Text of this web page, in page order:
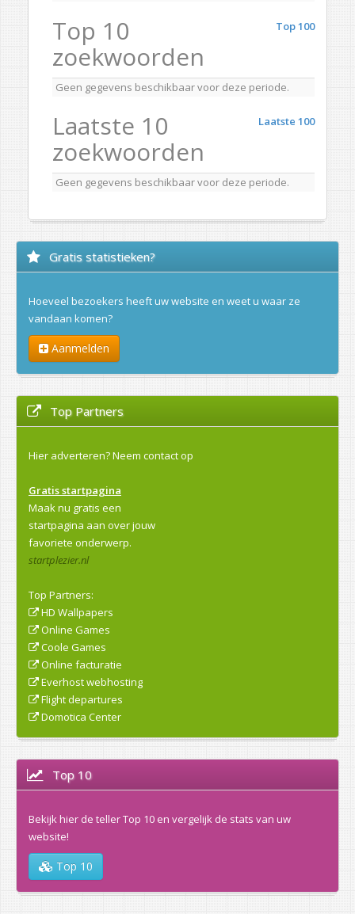
Top 100
Top 10
zoekwoorden
Geen gegevens beschikbaar voor deze periode.
Laatste 100
Laatste 10
zoekwoorden
Geen gegevens beschikbaar voor deze periode.
Gratis statistieken?
Hoeveel bezoekers heeft uw website en weet u waar ze
vandaan komen?
Aanmelden
Top Partners
Hier adverteren?Neem contact op
Gratis startpagina
Maak nu gratis een
startpagina aan over jouw
favoriete onderwerp.
startplezier.nl
Top Partners:
HD Wallpapers
Online Games
Coole Games
Online facturatie
Everhost webhosting
Flight departures
Domotica Center
Top 10
Bekijk hier de teller Top 10 en vergelijk de stats van uw
website!
Top 10